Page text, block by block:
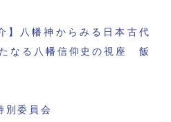
】八幡神からみる日本古代
なる八幡信仰史の視座 飯
別委員会